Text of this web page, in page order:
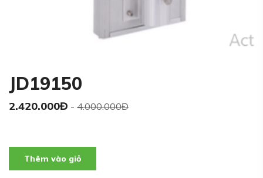
JD19150
2.420.000Đ - 4.000.000Đ
Thêm vào giỏ